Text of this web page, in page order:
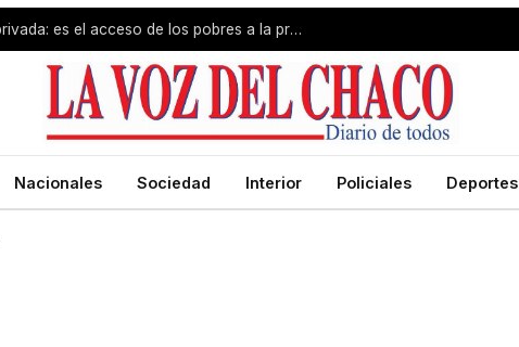
El problema no es la propiedad privada: es el acceso de los pobres a la propiedad
Nacionales Sociedad Interior Policiales Deportes